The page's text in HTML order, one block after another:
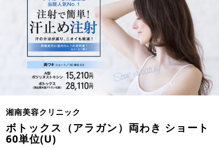
湘南美容クリニック
ボトックス（アラガン）両わき ショート
60単位(U)